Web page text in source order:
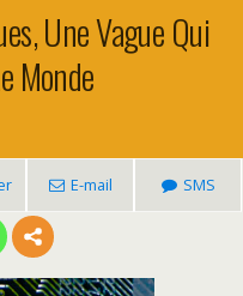
Une Vague Qui
Monde
E-mail SMS